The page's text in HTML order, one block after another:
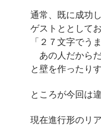
通常、既に成功
ゲストととして
「２７文字でう
あの人だからだ
と壁を作ったり
ところが今回は
現在進行形のリ